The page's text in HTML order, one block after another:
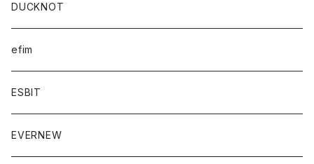
DUCKNOT
efim
ESBIT
EVERNEW